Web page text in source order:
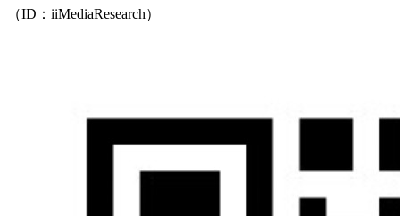
（ID：iiMediaResearch）